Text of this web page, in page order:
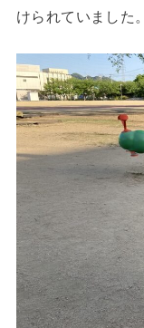
けられていました。